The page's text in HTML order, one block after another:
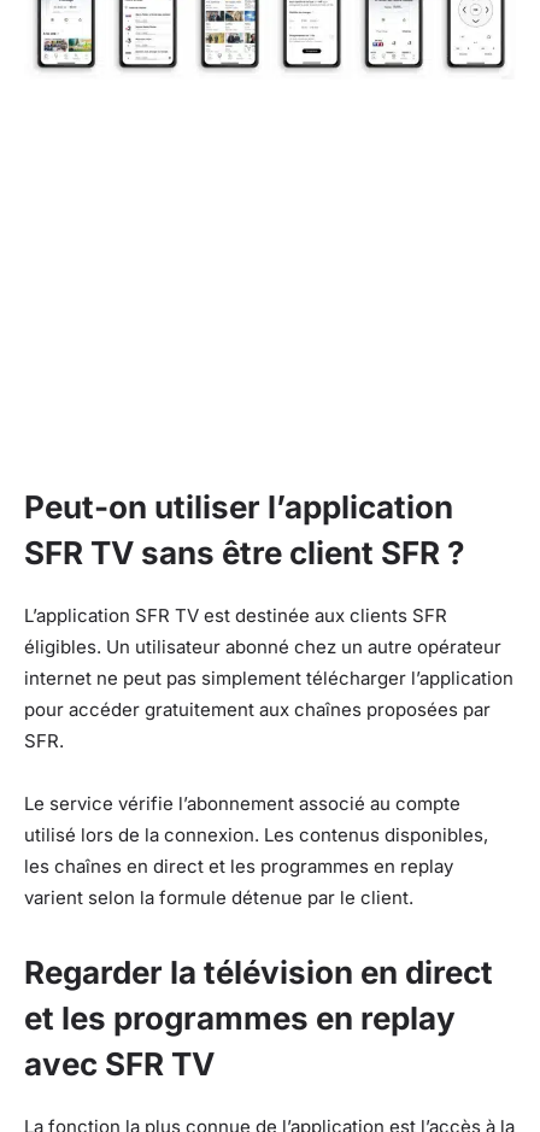
Peut-on utiliser l’application
SFR TV sans être client SFR ?
L’application SFR TV est destinée aux clients SFR
éligibles. Un utilisateur abonné chez un autre opérateur
internet ne peut pas simplement télécharger l’application
pour accéder gratuitement aux chaînes proposées par
SFR.
Le service vérifie l’abonnement associé au compte
utilisé lors de la connexion. Les contenus disponibles,
les chaînes en direct et les programmes en replay
varient selon la formule détenue par le client.
Regarder la télévision en direct
et les programmes en replay
avec SFR TV
La fonction la plus connue de l’application est l’accès à la